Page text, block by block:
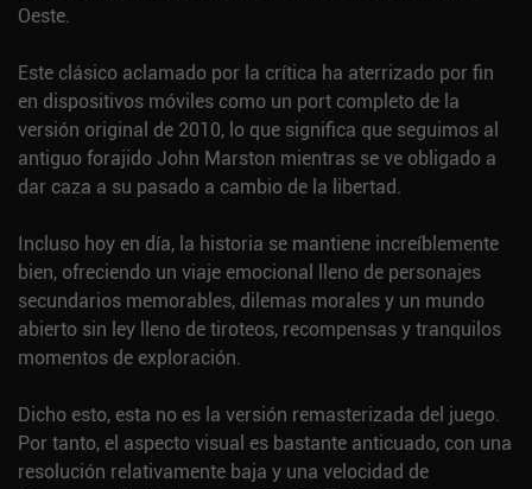
Oeste.
Este clásico aclamado por la crítica ha aterrizado por fin
en dispositivos móviles como un port completo de la
versión original de 2010, lo que significa que seguimos al
antiguo forajido John Marston mientras se ve obligado a
dar caza a su pasado a cambio de la libertad.
Incluso hoy en día, la historia se mantiene increíblemente
bien, ofreciendo un viaje emocional lleno de personajes
secundarios memorables, dilemas morales y un mundo
abierto sin ley lleno de tiroteos, recompensas y tranquilos
momentos de exploración.
Dicho esto, esta no es la versión remasterizada del juego.
Por tanto, el aspecto visual es bastante anticuado, con una
resolución relativamente baja y una velocidad de